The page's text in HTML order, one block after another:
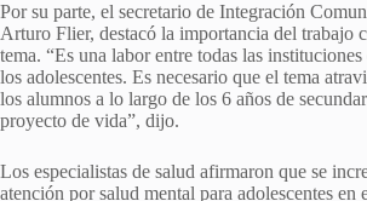
Por su parte, el secretario de Integración
Arturo Flier, destacó la importancia del trabajo
tema. “Es una labor entre todas las
los adolescentes. Es necesario que el tema
los alumnos a lo largo de los 6 años de
proyecto de vida”, dijo.
Los especialistas de salud afirmaron que se
atención por salud mental para adolescentes